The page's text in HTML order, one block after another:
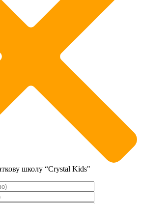
школу “Crystal Kids"